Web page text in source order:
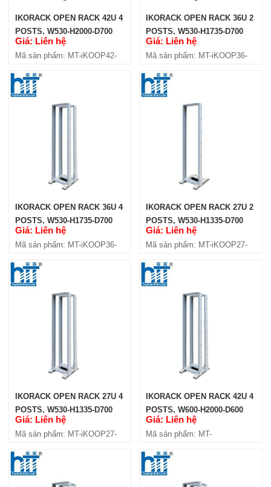
IKORACK OPEN RACK 36U
(IKOOP36-2P)
IKORACK OPEN RACK 27U
(IKOOP27-2P)
IKORACK OPEN RACK 27U 4
POSTS W600-H2000-D600
IKORACK OPEN RACK 42U 4
POSTS, W530-H2000-D700
(IKOOP42-4P)
Giá: Liên hệ
Mã sản phẩm: MT-iKOOP42-
IKORACK OPEN RACK 36U 2
POSTS, W530-H1735-D700
(IKOOP36-2P)
Giá: Liên hệ
Mã sản phẩm: MT-iKOOP36-
IKORACK OPEN RACK 36U 4
POSTS, W530-H1735-D700
(IKOOP36-4P)
Giá: Liên hệ
Mã sản phẩm: MT-iKOOP36-
IKORACK OPEN RACK 27U 2
POSTS, W530-H1335-D700
(IKOOP27-2P)
Giá: Liên hệ
Mã sản phẩm: MT-iKOOP27-
IKORACK OPEN RACK 27U 4
POSTS, W530-H1335-D700
(IKOOP27-4P)
Giá: Liên hệ
Mã sản phẩm: MT-iKOOP27-
IKORACK OPEN RACK 42U 4
POSTS, W600-H2000-D600
(IKOOP4206-4P)
Giá: Liên hệ
Mã sản phẩm: MT-